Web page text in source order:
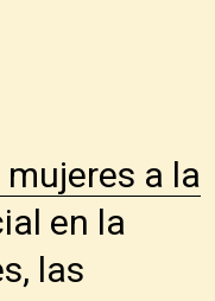
a la
en la
las